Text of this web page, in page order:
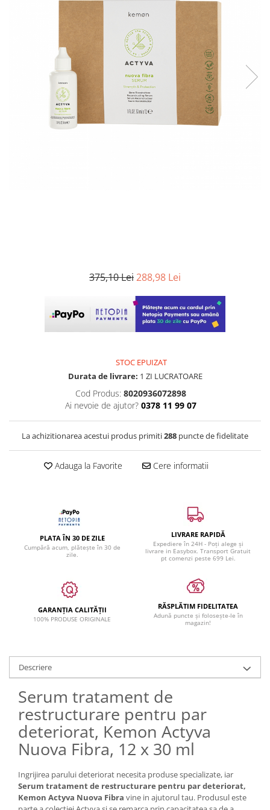
375,10 Lei288,98 Lei
STOC EPUIZAT
Durata de livrare: 1 ZI LUCRATOARE
Cod Produs: 8020936072898
Ai nevoie de ajutor? 0378 11 99 07
La achizitionarea acestui produs primiti288 puncte de fidelitate
Adauga la Favorite Cere informatii
PLATA ÎN 30 DE ZILE
Cumpără acum, plătește în 30 de
zile.
LIVRARE RAPIDĂ
Expediere în 24H - Poți alege și
livrare in Easybox. Transport Gratuit
pt comenzi peste 699 Lei.
GARANȚIA CALITĂȚII
100% PRODUSE ORIGINALE
RĂSPLĂTIM FIDELITATEA
Adună puncte și folosește-le în
magazin!
Descriere
Serum tratament de
restructurare pentru par
deteriorat, Kemon Actyva
Nuova Fibra, 12 x 30 ml
Ingrijirea parului deteriorat necesita produse specializate, iar
Serum tratament de restructurare pentru par deteriorat,
Kemon Actyva Nuova Fibra vine in ajutorul tau. Produsul este